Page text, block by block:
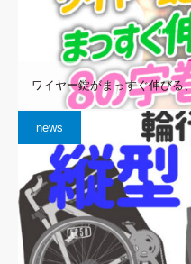
ワイヤー錠がまっすぐ伸びる
news